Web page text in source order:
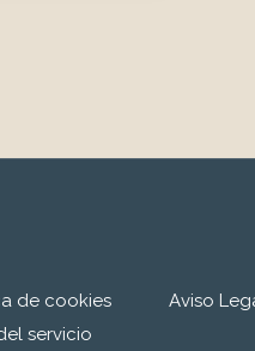
de cookies
Aviso
servicio